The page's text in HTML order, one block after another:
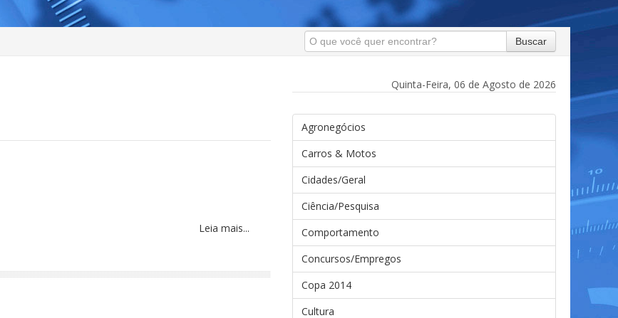
Buscar
Leia mais...
Quinta-Feira, 06 de Agosto de 2026
Agronegócios
Carros & Motos
Cidades/Geral
Ciência/Pesquisa
Comportamento
Concursos/Empregos
Copa 2014
Cultura